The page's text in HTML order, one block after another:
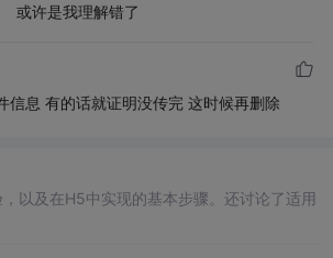
或许是我理解错了
息 有的话就证明没传完 这时候再删除
以及在H5中实现的基本步骤。还讨论了适用